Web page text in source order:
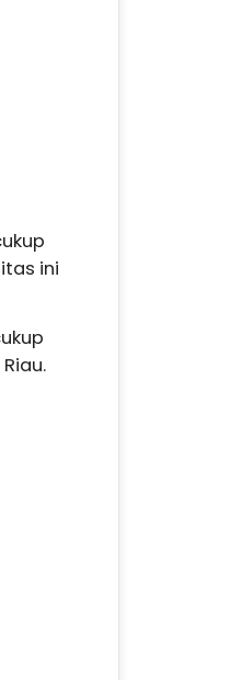
ini